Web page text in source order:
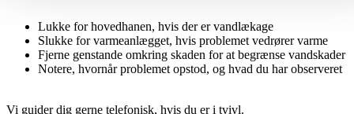
Lukke for hovedhanen, hvis der er vandlækage
Slukke for varmeanlægget, hvis problemet vedrører varme
Fjerne genstande omkring skaden for at begrænse vandskader
Notere, hvornår problemet opstod, og hvad du har observeret
Vi guider dig gerne telefonisk, hvis du er i tvivl.